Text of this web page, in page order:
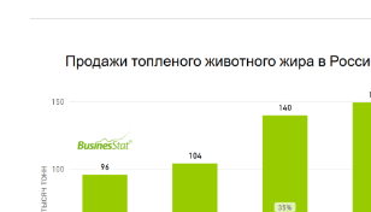
медицина и красота
оптовая торговля
производство
розничная торговля
строительство и недвижимость